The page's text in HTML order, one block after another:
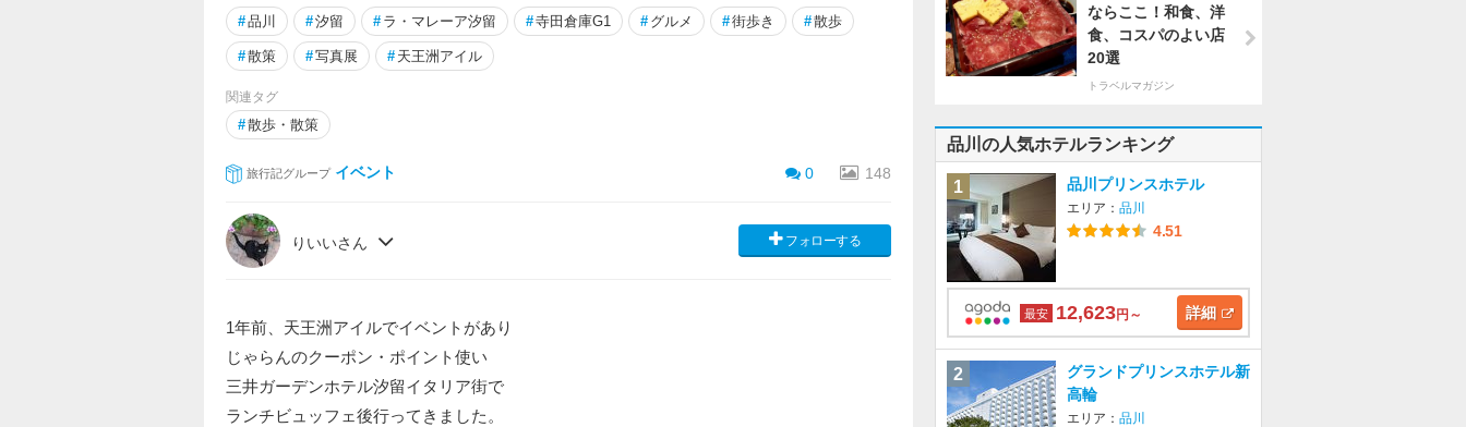
#品川 #汐留 # ラ・マレーア汐留 #寺田倉庫G1 # グルメ #街歩き #散歩
#散策 #写真展 # 天王洲アイル
関連タグ
#散歩・散策
旅行記グループ イベント 0 148
りいいさん フォローする
1年前、天王洲アイルでイベントがあり
じゃらんのクーポン・ポイント使い
三井ガーデンホテル汐留イタリア街で
ランチビュッフェ後行ってきました。
ならここ！和食、洋
食、コスパのよい店
20選
トラベルマガジン
品川の人気ホテルランキング
1 品川プリンスホテル
エリア： 品川
4.51
最安 12,623円～ 詳細
2
グランドプリンスホテル新
高輪
エリア： 品川